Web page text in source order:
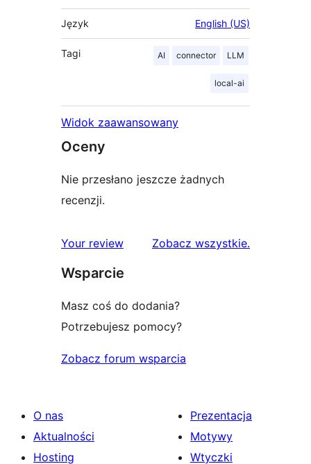
Język English (US)
Tagi AI connector LLM
local-ai
Widok zaawansowany
Oceny
Nie przesłano jeszcze żadnych
recenzji.
Your review Zobacz wszystkierecenzje
.
Wsparcie
Masz coś do dodania?
Potrzebujesz pomocy?
Zobacz forum wsparcia
O nas
Aktualności
Hosting
Prezentacja
Motywy
Wtyczki